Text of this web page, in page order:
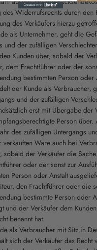
des Widerrufsrechts durch den
des Verkäufers hierzu
als Unternehmer, geht die
und der zufälligen
Kunden über, sobald der
dem Frachtführer oder der
bestimmten Person oder
der Kunde als Verbraucher,
und der zufälligen
erst mit Übergabe der
Person über.
des zufälligen Untergangs
verkauften Ware auch bei
sobald der Verkäufer die
oder der sonst zur
Person oder Anstalt
den Frachtführer oder die
bestimmte Person oder
und der Verkäufer dem
benannt hat.
als Verbraucher mit Sitz in
sich der Verkäufer das Recht